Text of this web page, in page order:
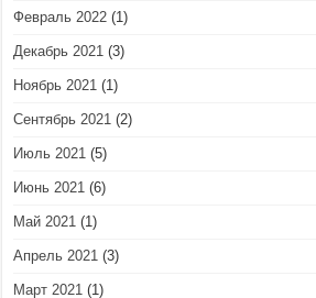
Февраль 2022 (1)
Декабрь 2021 (3)
Ноябрь 2021 (1)
Сентябрь 2021 (2)
Июль 2021 (5)
Июнь 2021 (6)
Май 2021 (1)
Апрель 2021 (3)
Март 2021 (1)